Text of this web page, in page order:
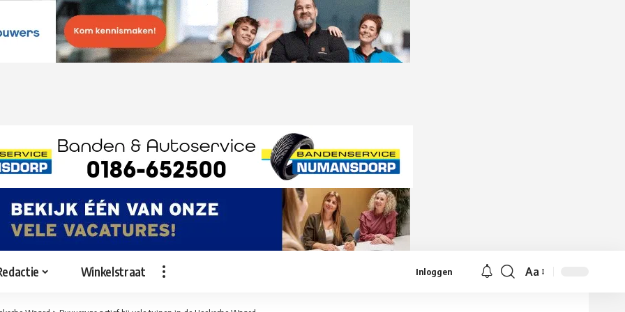
Winkelstraat Inloggen
Lettergrootte
Aa